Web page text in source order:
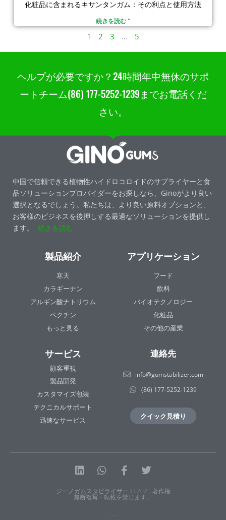
化粧品に含まれるキサンタンガム：その利点と使用方法
続きを読む "
1 2 3 ... 5
ヘルプが必要ですか？24時間年中無休のサポ
ートチーム(86) 177-5252-1239までお電話くだ
さい。
中国で信頼できる植物性ハイドロコロイドのサプライヤーと食
品ソリューションプロバイダーをお探しなら、Ginoがより良い
選択となるでしょう。私たちは、より良い原料オプションと、
お客様のビジネスを後押しする最適なソリューションを提供し
ます。 続きを読む
製品紹介
寒天
カラギーナン
アルギン酸ナトリウム
ペクチン
もっと見る
アプリケーション
フード
飲料
バイオテクノロジー
化粧品
その他の産業
サービス
顧客重視
製品開発
カスタマイズ包装
テクニカルサポート
迅速なサービス
連絡先
info@gumstabilizer.com
(86) 177-5252-1239
クイック見積り
リ
ン
ク
Whatsapp
フ
ェ
イ
ツ
イ
ッ
ジーノガムスタビライザー © 2025 著作権
無断複写・転載を禁じます。